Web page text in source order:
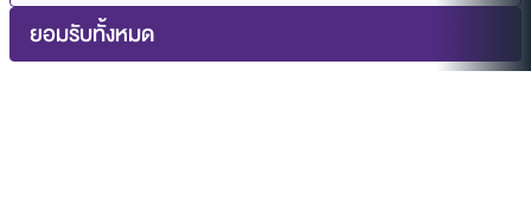
ยอมรับทั้งหมด